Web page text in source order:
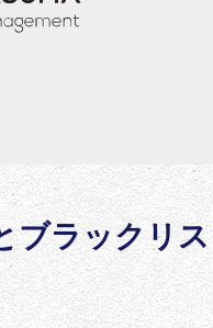
ブラックリ